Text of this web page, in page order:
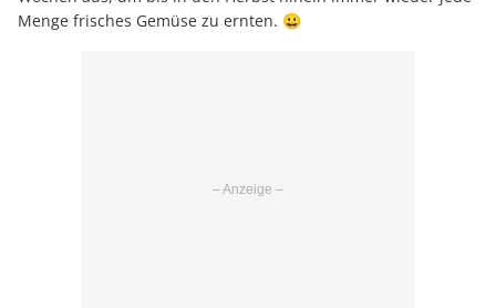
Menge frisches Gemüse zu ernten. 😀